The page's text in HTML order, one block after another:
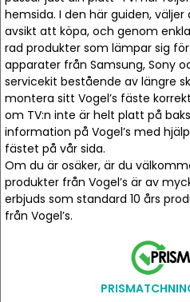
hemsida. I den här guiden,
avsikt att köpa, och genom
rad produkter som lämpar sig för
apparater från Samsung, Sony
servicekit bestående av längre
montera sitt Vogel’s fäste
om TV:n inte är helt platt på
information på Vogel’s med
fästet på vår sida.
Om du är osäker, är du
produkter från Vogel’s är av
erbjuds som standard 10 års
från Vogel’s.